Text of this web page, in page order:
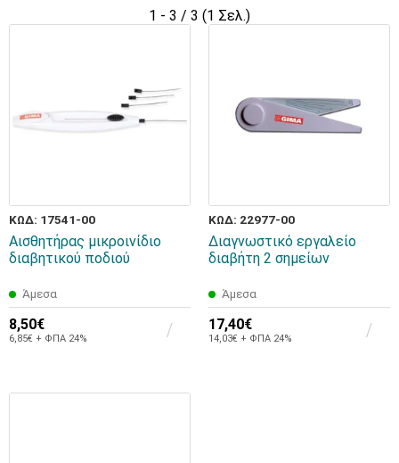
1 - 3 / 3 (1 Σελ.)
ΚΩΔ: 17541-00
Αισθητήρας μικροινίδιο
διαβητικού ποδιού
Άμεσα
8,50€
6,85€ + ΦΠΑ 24%
ΚΩΔ: 22977-00
Διαγνωστικό εργαλείο
διαβήτη 2 σημείων
Άμεσα
17,40€
14,03€ + ΦΠΑ 24%